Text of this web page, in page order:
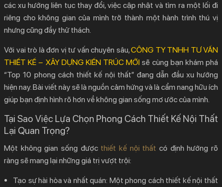
2.3. 3. Phong Cách Japandi
2.4. 4. Phong Cách Công Nghiệp (Industrial)
2.5.
5. Phong Cách Tân Cổ Điển (Neoclassical)
2.6. 6. Phong Cách Đông Dương (Indochine)
2.7. 7. Phong Cách Wabi-Sabi
2.8.
8. Phong Cách Hiện Đại (Modern)
2.9. 9. Phong Cách Bohemian (Boho)
3. KIẾN TRÚC MỚI – Hiện Thực Hóa Mọi Phong
Cách Thiết Kế Nội Thất
các xu hướng liên tục thay đổi, việc cập nhật và tìm ra một lối đi
riêng cho không gian của mình trở thành một hành trình thú vị
nhưng cũng đầy thử thách.
Với vai trò là đơn vị tư vấn chuyên sâu,CÔNG TY TNHH TƯ VẤN
THIẾT KẾ – XÂY DỰNG KIẾN TRÚC MỚI sẽ cùng bạn khám phá
“Top 10 phong cách thiết kế nội thất” đang dẫn đầu xu hướng
hiện nay. Bài viết này sẽ là nguồn cảm hứng và là cẩm nang hữu ích
giúp bạn định hình rõ hơn về không gian sống mơ ước của mình.
Tại Sao Việc Lựa Chọn Phong Cách Thiết Kế Nội Thất
Lại Quan Trọng?
Một không gian sống được thiết kế nội thất có định hướng rõ
ràng sẽ mang lại những giá trị vượt trội:
Tạo sự hài hòa và nhất quán: Mộtphong cách thiết kế nội thất